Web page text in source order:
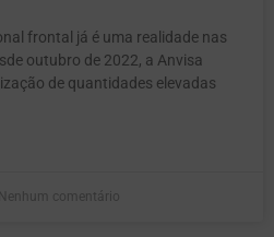
frontal já é uma realidade nas
outubro de 2022, a Anvisa
de quantidades elevadas
Nenhum comentário